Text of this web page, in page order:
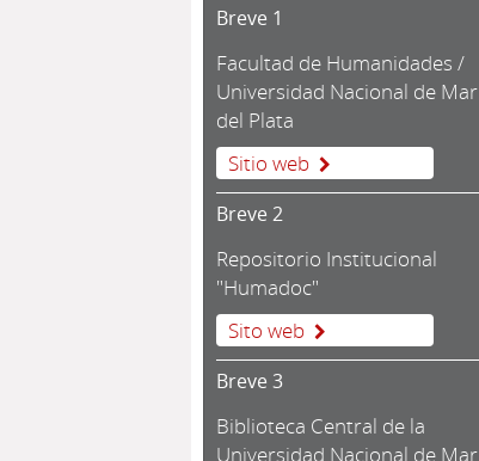
Breve 1
Facultad de Humanidades /
Universidad Nacional de Mar
del Plata
Sitio web
Breve 2
Repositorio Institucional
"Humadoc"
Sito web
Breve 3
Biblioteca Central de la
Universidad Nacional de Mar